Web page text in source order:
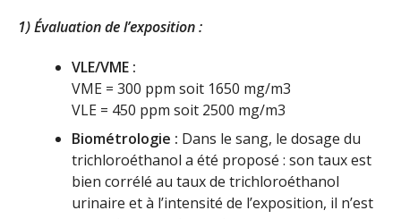
1) Évaluation de l’exposition :
VLE/VME :
VME = 300 ppm soit 1650 mg/m3
VLE = 450 ppm soit 2500 mg/m3
Biométrologie : Dans le sang, le dosage du
trichloroéthanol a été proposé : son taux est
bien corrélé au taux de trichloroéthanol
urinaire et à l’intensité de l’exposition, il n’est